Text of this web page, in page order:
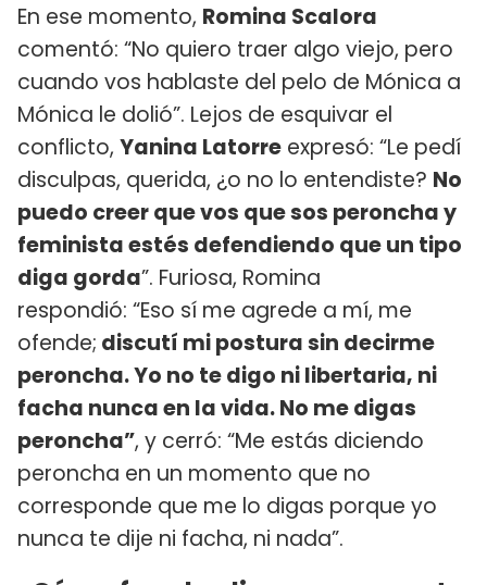
En ese momento, Romina Scalora
comentó: “No quiero traer algo viejo, pero
cuando vos hablaste del pelo de Mónica a
Mónica le dolió”. Lejos de esquivar el
conflicto, Yanina Latorre expresó: “Le pedí
disculpas, querida, ¿o no lo entendiste? No
puedo creer que vos que sos peroncha y
feminista estés defendiendo que un tipo
diga gorda”. Furiosa, Romina
respondió: “Eso sí me agrede a mí, me
ofende; discutí mi postura sin decirme
peroncha. Yo no te digo ni libertaria, ni
facha nunca en la vida. No me digas
peroncha”, y cerró: “Me estás diciendo
peroncha en un momento que no
corresponde que me lo digas porque yo
nunca te dije ni facha, ni nada”.